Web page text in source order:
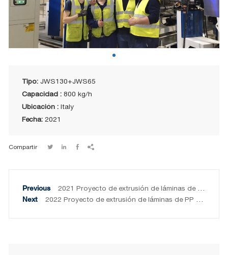
Tipo: JWS130+JWS65
Capacidad : 800 kg/h
Ubicación : Italy
Fecha: 2021
Compartir    
2021 Proyecto de extrusión de láminas de ABS de 1200 kg/h en China
2022 Proyecto de extrusión de láminas de PP de 800 kg/h en Corea